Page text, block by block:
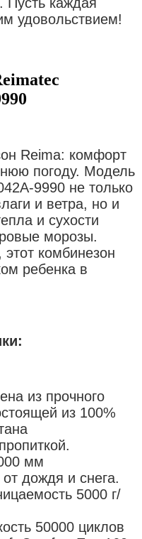
удовольствием!
Reima: комфорт
погоду. Модель
9990 не только
и ветра, но и
и сухости
морозы.
комбинезон
ребенка в
из прочного
из 100%
мм
дождя и снега.
5000 г/
50000 циклов